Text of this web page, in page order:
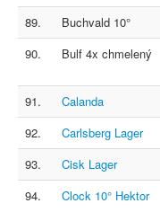
89.
Buchvald 10°
90.
Bulf 4x chmelený
91.
Calanda
92.
Carlsberg Lager
93.
Cisk Lager
94.
Clock 10° Hektor